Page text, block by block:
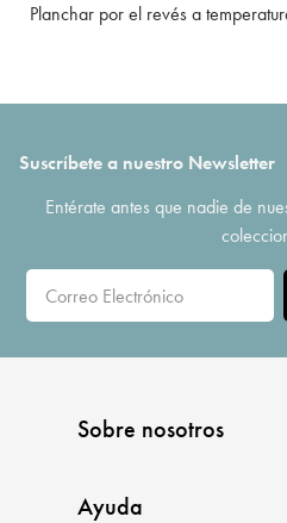
Planchar por el revés a
Suscríbete a nuestro Newsletter
Entérate antes que nadie de
Sobre nosotros
Ayuda